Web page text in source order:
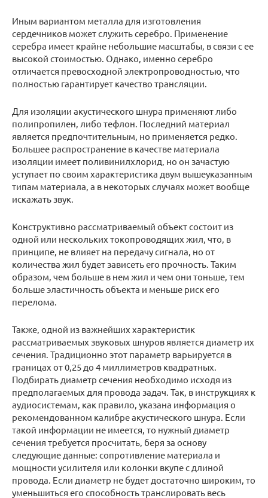
Иным вариантом металла для изготовления
сердечников может служить серебро. Применение
серебра имеет крайне небольшие масштабы, в связи с ее
высокой стоимостью. Однако, именно серебро
отличается превосходной электропроводностью, что
полностью гарантирует качество трансляции.
Для изоляции акустического шнура применяют либо
полипропилен, либо тефлон. Последний материал
является предпочтительным, но применяется редко.
Большее распространение в качестве материала
изоляции имеет поливинилхлорид, но он зачастую
уступает по своим характеристика двум вышеуказанным
типам материала, а в некоторых случаях может вообще
искажать звук.
Конструктивно рассматриваемый объект состоит из
одной или нескольких токопроводящих жил, что, в
принципе, не влияет на передачу сигнала, но от
количества жил будет зависеть его прочность. Таким
образом, чем больше в нем жил и чем они тоньше, тем
больше эластичность объекта и меньше риск его
перелома.
Также, одной из важнейших характеристик
рассматриваемых звуковых шнуров является диаметр их
сечения. Традиционно этот параметр варьируется в
границах от 0,25 до 4 миллиметров квадратных.
Подбирать диаметр сечения необходимо исходя из
предполагаемых для провода задач. Так, в инструкциях к
аудиосистемам, как правило, указана информация о
рекомендованном калибре акустического шнура. Если
такой информации не имеется, то нужный диаметр
сечения требуется просчитать, беря за основу
следующие данные: сопротивление материала и
мощности усилителя или колонки вкупе с длиной
провода. Если диаметр не будет достаточно широким, то
уменьшиться его способность транслировать весь